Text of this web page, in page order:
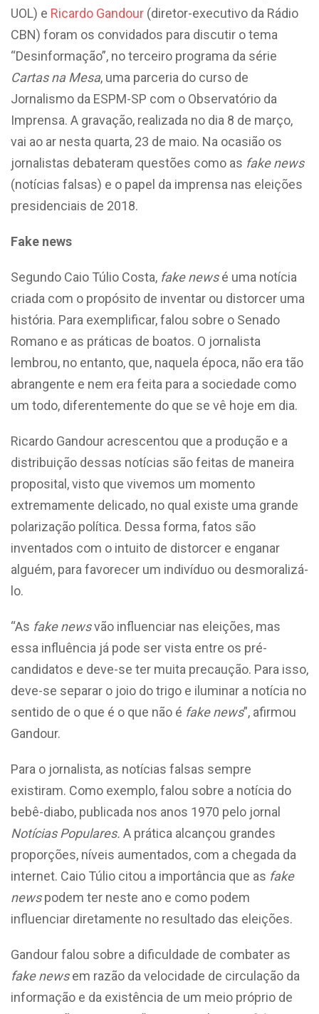
UOL) e Ricardo Gandour (diretor-executivo da Rádio
CBN) foram os convidados para discutir o tema
“Desinformação”, no terceiro programa da série
Cartas na Mesa, uma parceria do curso de
Jornalismo da ESPM-SP com o Observatório da
Imprensa. A gravação, realizada no dia 8 de março,
vai ao ar nesta quarta, 23 de maio. Na ocasião os
jornalistas debateram questões como as fake news
(notícias falsas) e o papel da imprensa nas eleições
presidenciais de 2018.
Fake news
Segundo Caio Túlio Costa, fake newsé uma notícia
criada com o propósito de inventar ou distorcer uma
história. Para exemplificar, falou sobre o Senado
Romano e as práticas de boatos. O jornalista
lembrou, no entanto, que, naquela época, não era tão
abrangente e nem era feita para a sociedade como
um todo, diferentemente do que se vê hoje em dia.
Ricardo Gandour acrescentou que a produção e a
distribuição dessas notícias são feitas de maneira
proposital, visto que vivemos um momento
extremamente delicado, no qual existe uma grande
polarização política. Dessa forma, fatos são
inventados com o intuito de distorcer e enganar
alguém, para favorecer um indivíduo ou desmoralizá-
lo.
“As fake newsvão influenciar nas eleições, mas
essa influência já pode ser vista entre os pré-
candidatos e deve-se ter muita precaução. Para isso,
deve-se separar o joio do trigo e iluminar a notícia no
sentido de o que é o que não é fake news”, afirmou
Gandour.
Para o jornalista, as notícias falsas sempre
existiram. Como exemplo, falou sobre a notícia do
bebê-diabo, publicada nos anos 1970 pelo jornal
Notícias Populares. A prática alcançou grandes
proporções, níveis aumentados, com a chegada da
internet. Caio Túlio citou a importância que as fake
newspodem ter neste ano e como podem
influenciar diretamente no resultado das eleições.
Gandour falou sobre a dificuldade de combater as
fake newsem razão da velocidade de circulação da
informação e da existência de um meio próprio de